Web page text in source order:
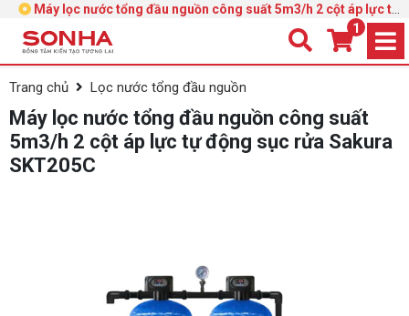
Máy lọc nước tổng đầu nguồn công suất 5m3/h 2 cột áp lực tự
động sục rửa Sakura SKT205C
1
Trang chủ Lọc nước tổng đầu nguồn
Máy lọc nước tổng đầu nguồn công suất
5m3/h 2 cột áp lực tự động sục rửa Sakura
SKT205C